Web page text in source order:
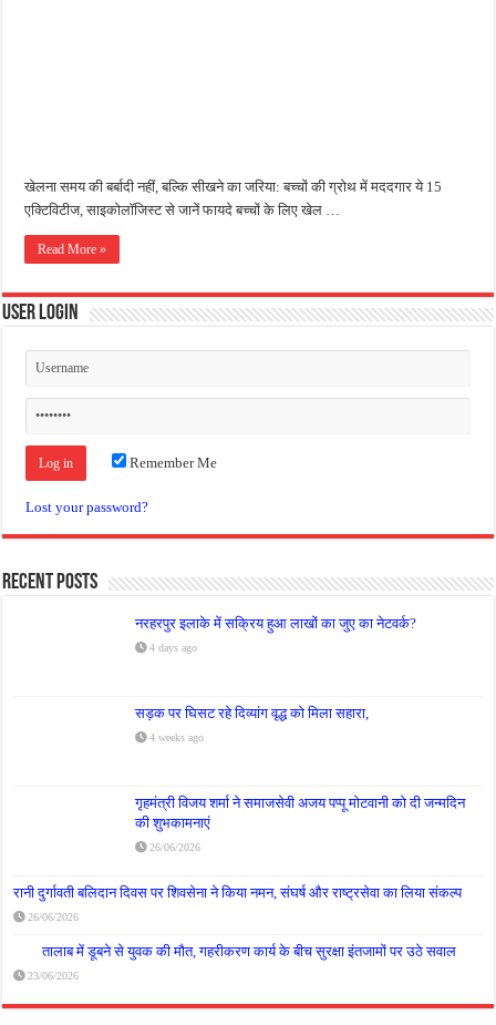
खेलना समय की बर्बादी नहीं, बल्कि सीखने का जरिया: बच्चों की ग्रोथ में मददगार ये 15
एक्टिविटीज, साइकोलॉजिस्ट से जानें फायदे बच्चों के लिए खेल …
Read More »
User Login
Remember Me
Lost your password?
Recent Posts
नरहरपुर इलाके में सक्रिय हुआ लाखों का जुए का नेटवर्क?
4 days ago
सड़क पर घिसट रहे दिव्यांग वृद्ध को मिला सहारा,
4 weeks ago
गृहमंत्री विजय शर्मा ने समाजसेवी अजय पप्पू मोटवानी को दी जन्मदिन
की शुभकामनाएं
26/06/2026
रानी दुर्गावती बलिदान दिवस पर शिवसेना ने किया नमन, संघर्ष और राष्ट्रसेवा का लिया संकल्प
26/06/2026
तालाब में डूबने से युवक की मौत, गहरीकरण कार्य के बीच सुरक्षा इंतजामों पर उठे सवाल
23/06/2026